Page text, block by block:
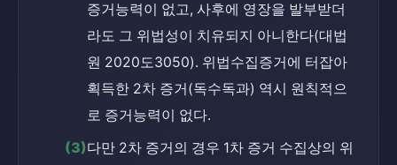
증거능력이 없고, 사후에 영장을 발부받더
라도 그 위법성이 치유되지 아니한다(대법
원 2020도3050). 위법수집증거에 터잡아
획득한 2차 증거(독수독과) 역시 원칙적으
로 증거능력이 없다.
(3)다만 2차 증거의 경우 1차 증거 수집상의 위